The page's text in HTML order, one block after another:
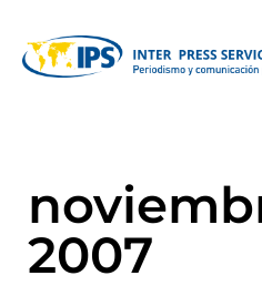
2007